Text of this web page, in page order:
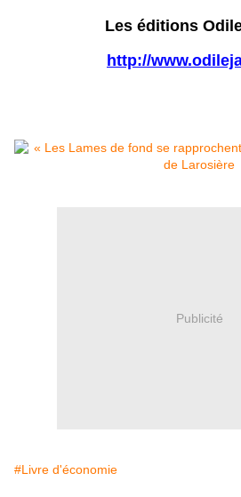
Les éditions
http://
Publicité
#Livre d'économie